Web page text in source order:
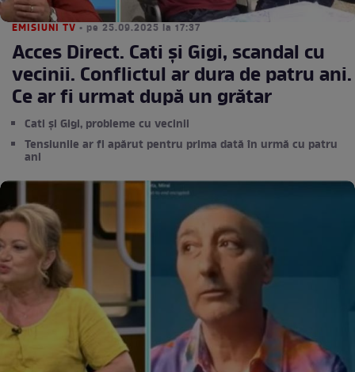
EMISIUNI TV • pe 25.09.2025 la 17:37
Acces Direct. Cati și Gigi, scandal cu
vecinii. Conflictul ar dura de patru ani.
Ce ar fi urmat după un grătar
Cati și Gigi, probleme cu vecinii
Tensiunile ar fi apărut pentru prima dată în urmă cu patru
ani